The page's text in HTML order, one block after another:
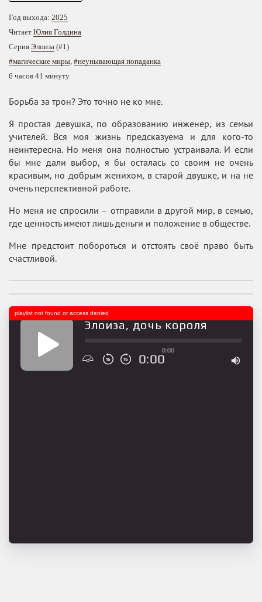
Год выхода: 2025
Читает Юлия Голдина
Серия Элоиза (#1)
#магические миры, #неунывающая попаданка
6 часов 41 минуту
Борьба за трон? Это точно не ко мне.
Я простая девушка, по образованию инженер, из семьи
учителей. Вся моя жизнь предсказуема и для кого-то
неинтересна. Но меня она полностью устраивала. И если
бы мне дали выбор, я бы осталась со своим не очень
красивым, но добрым женихом, в старой двушке, и на не
очень перспективной работе.
Но меня не спросили – отправили в другой мир, в семью,
где ценность имеют лишь деньги и положение в обществе.
Мне предстоит побороться и отстоять своё право быть
счастливой.
Элоиза, дочь короля
0:00
0:00
playlist not found or access denied